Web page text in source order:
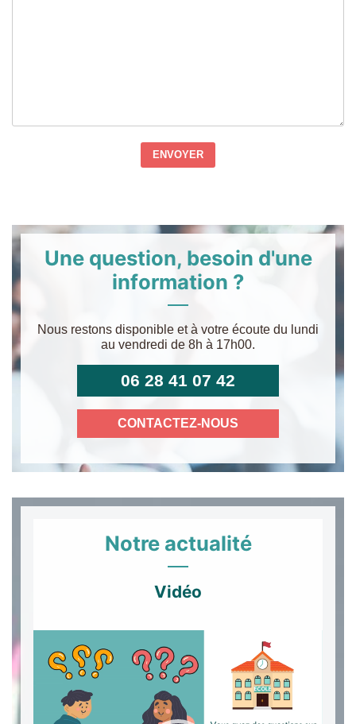
ENVOYER
Une question, besoin d'une
information ?
Nous restons disponible et à votre écoute du lundi
au vendredi de 8h à 17h00.
06 28 41 07 42
CONTACTEZ-NOUS
Notre actualité
Vidéo
vidéo